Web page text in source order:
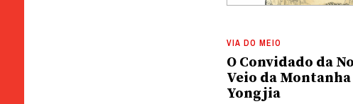
VIA DO MEIO
O Convidado da
Veio da
Yongjia